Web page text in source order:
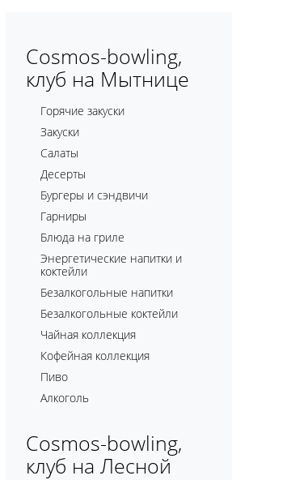
Cosmos-bowling,
клуб на Мытнице
Горячие закуски
Закуски
Салаты
Десерты
Бургеры и сэндвичи
Гарниры
Блюда на гриле
Энергетические напитки и
коктейли
Безалкогольные напитки
Безалкогольные коктейли
Чайная коллекция
Кофейная коллекция
Пиво
Алкоголь
Cosmos-bowling,
клуб на Лесной